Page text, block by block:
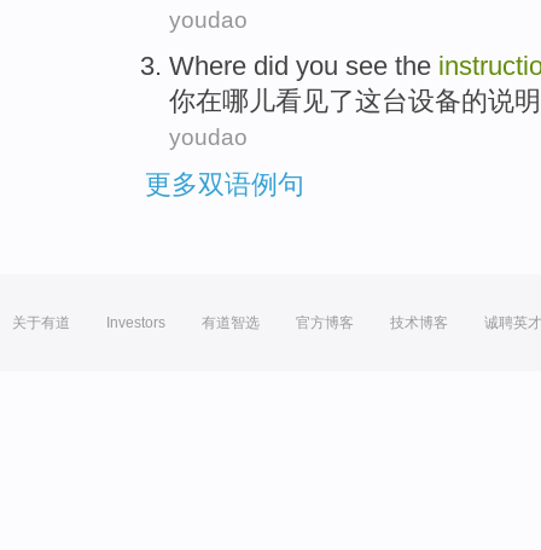
youdao
Where did you see the
你在哪儿看见了这台设备的说
youdao
更多双语例句
关于有道 Investors 有道智选 官方博客 技术博客 诚聘英才